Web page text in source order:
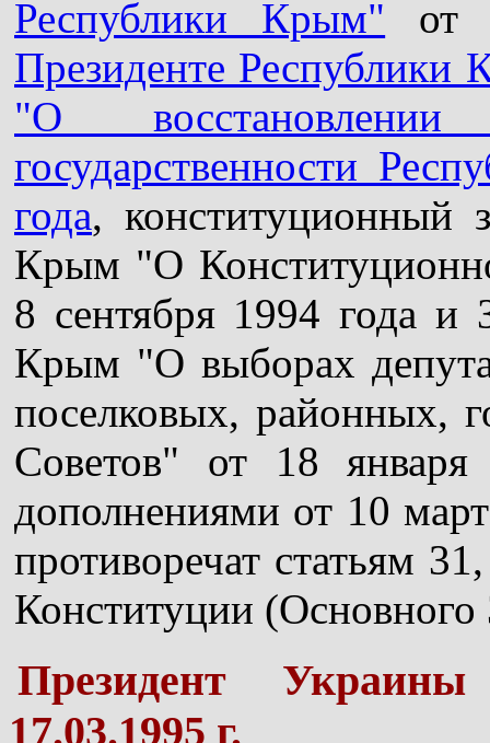
Республики Крым" от
Президенте Республики
"О восстановлении
государственности
года, конституционный
Крым "О
8 сентября 1994 года и
Крым "О выборах
поселковых, районных,
Советов" от 18
дополнениями от 10
противоречат статьям
Конституции
Президент
17.03.1995 г.